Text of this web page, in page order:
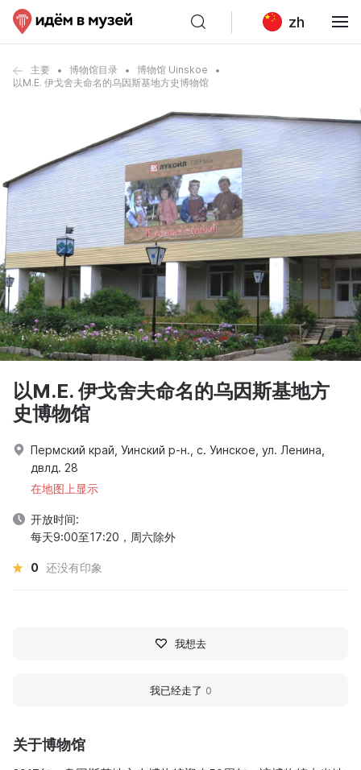
zh
主要 博物馆目录
博物馆 Uinskoe
以M.E. 伊戈舍夫命名的乌因斯基地方史博物馆
关于博物馆
以M.E. 伊戈舍夫命名的乌因斯基地方
史博物馆
Пермский край, Уинский р-н., с. Уинское, ул. Ленина,
двлд. 28
在地图上显示
开放时间:
每天9:00至17:20，周六除外
0 还没有印象
我想去
我已经走了 0